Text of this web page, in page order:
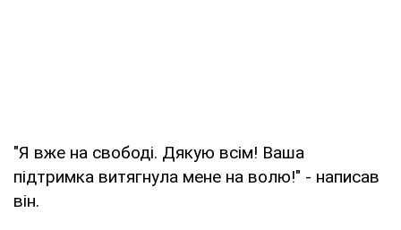
"Я вже на свободі. Дякую всім! Ваша
підтримка витягнула мене на волю!" - написав
він.